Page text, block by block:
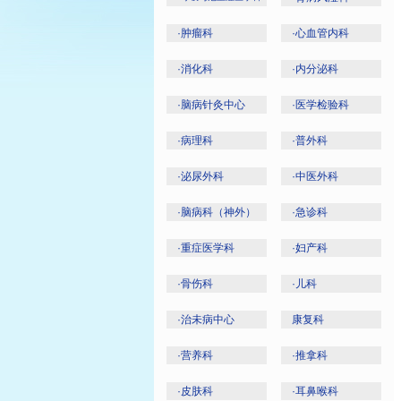
·肿瘤科 ·心血管内科
·消化科 ·内分泌科
·脑病针灸中心 · 医学检验科
·病理科 ·普外科
·泌尿外科 ·中医外科
·脑病科（神外） ·急诊科
·重症医学科 ·妇产科
·骨伤科 · 儿科
·治未病中心 康复科
·营养科 ·推拿科
·皮肤科 ·耳鼻喉科